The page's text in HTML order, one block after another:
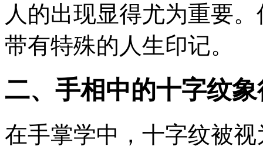
人的出现显得尤为重要
带有特殊的人生印记。
二、手相中的十字纹象
在手掌学中，十字纹被